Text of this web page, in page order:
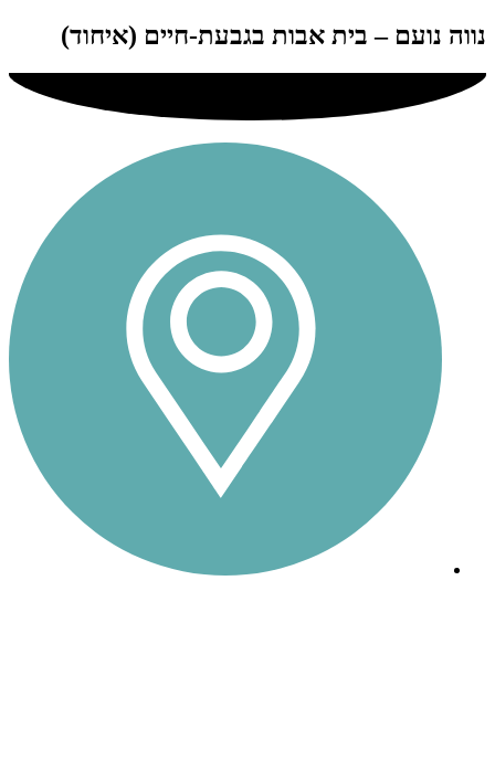
נווה נועם – בית אבות בגבעת-חיים (איחוד)